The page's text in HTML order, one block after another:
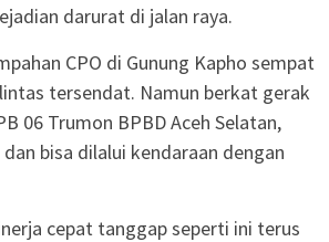
darurat di jalan raya.
CPO di Gunung Kapho sempat
tersendat. Namun berkat gerak
06 Trumon BPBD Aceh Selatan,
bisa dilalui kendaraan dengan
cepat tanggap seperti ini terus